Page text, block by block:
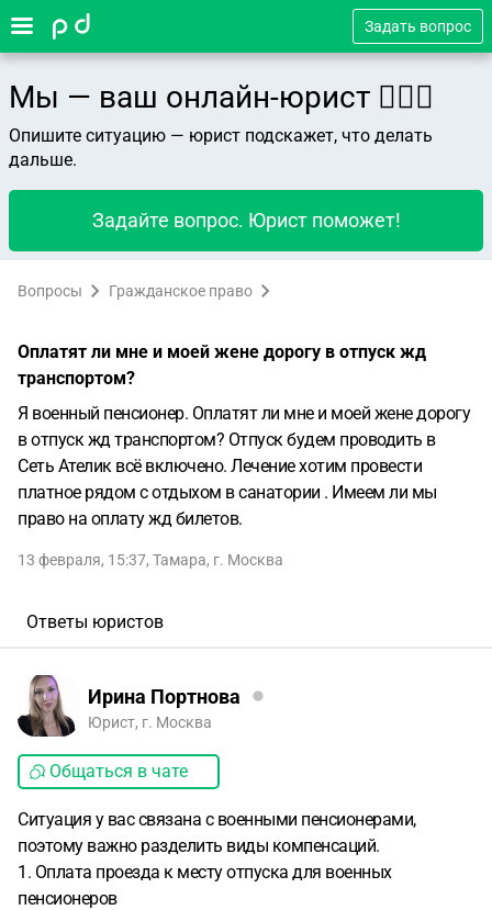
Задать вопрос
Мы — ваш онлайн-юрист 👨🏻‍⚖️
Опишите ситуацию — юрист подскажет, что делать
дальше.
Задайте вопрос. Юрист поможет!
Вопросы Гражданское право
Оплатят ли мне и моей жене дорогу в отпуск жд
транспортом?
Я военный пенсионер. Оплатят ли мне и моей жене дорогу
в отпуск жд транспортом? Отпуск будем проводить в
Сеть Ателик всё включено. Лечение хотим провести
платное рядом с отдыхом в санатории . Имеем ли мы
право на оплату жд билетов.
13 февраля, 15:37, Тамара, г. Москва
Ответы юристов
Ирина Портнова
Юрист, г. Москва
Общаться в чате
Ситуация у вас связана с военными пенсионерами,
поэтому важно разделить виды компенсаций.
1. Оплата проезда к месту отпуска для военных
пенсионеров